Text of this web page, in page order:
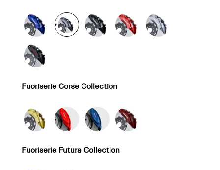
Fuoriserie Corse Collection
Fuoriserie Futura Collection